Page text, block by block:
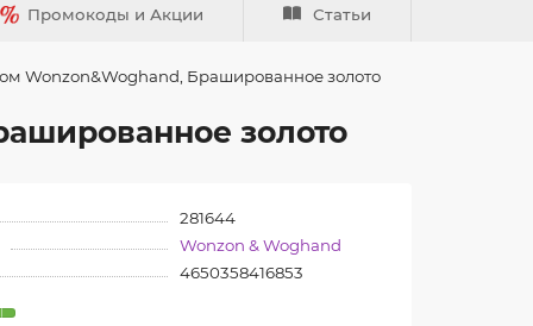
Промокоды и Акции Статьи
Wonzon&Woghand, Брашированное золото
золото
281644
Wonzon & Woghand
4650358416853